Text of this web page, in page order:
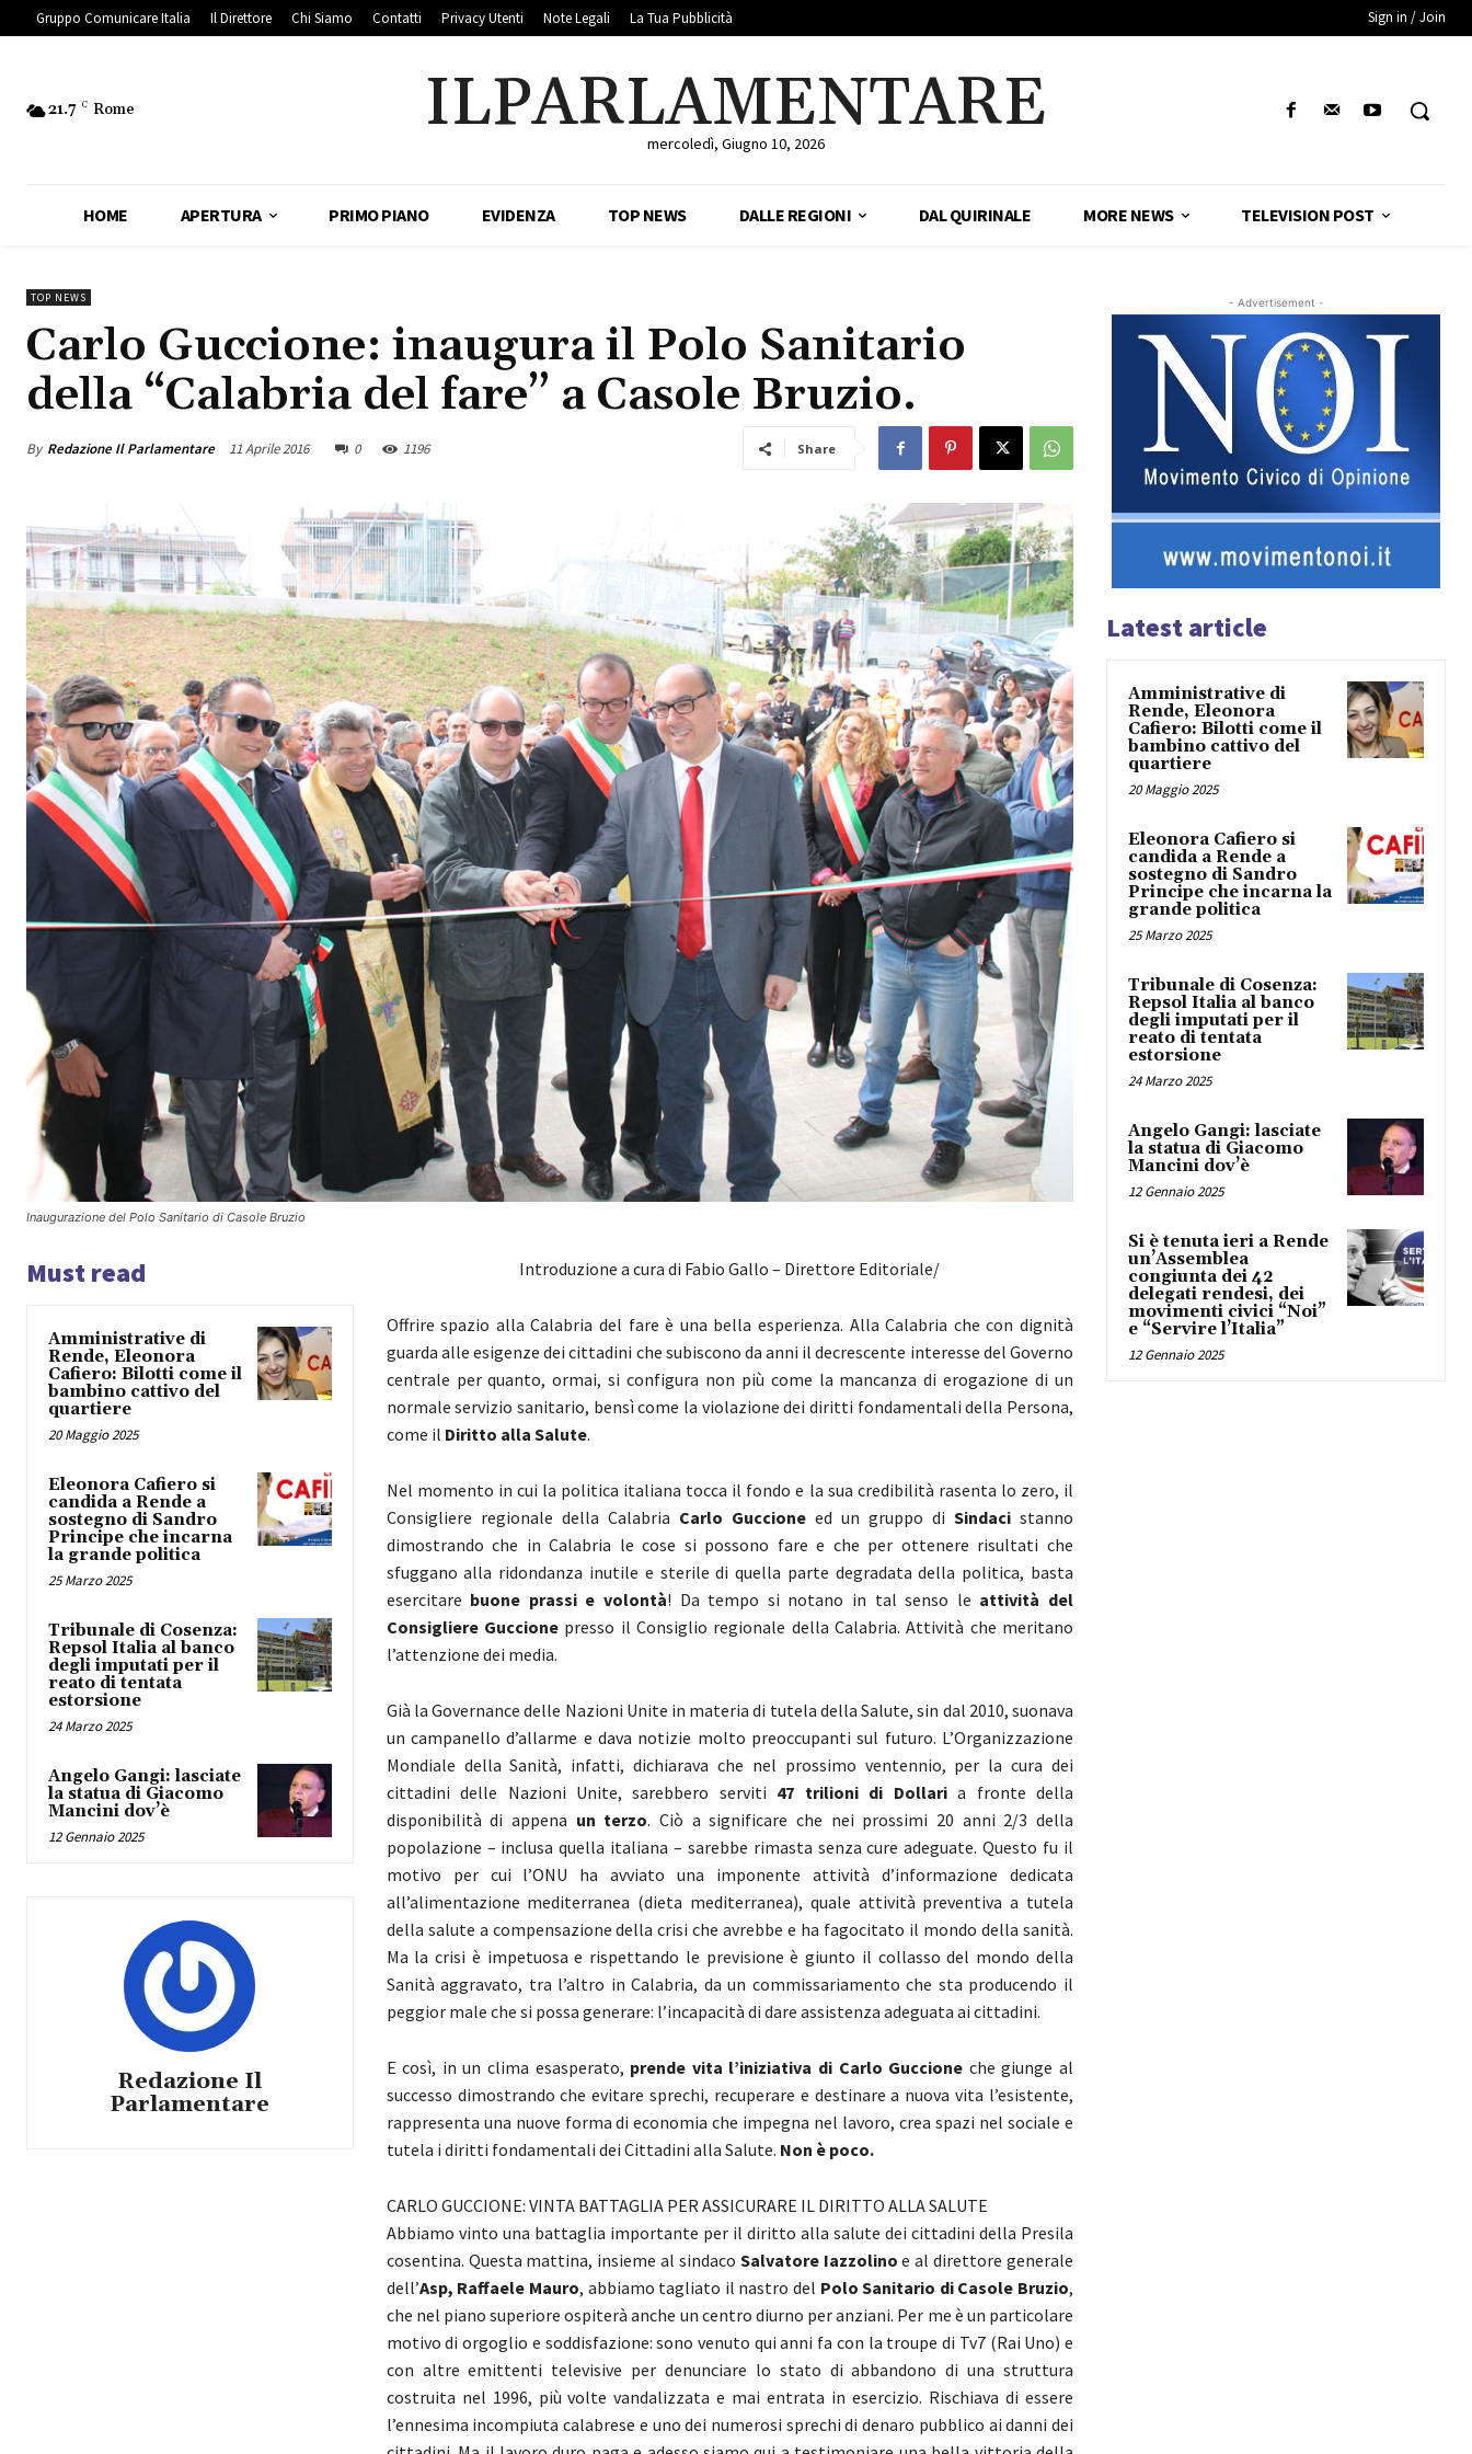
Gruppo Comunicare Italia Il Direttore Chi Siamo Contatti Privacy Utenti Note Legali La Tua Pubblicità Sign in / Join
21.7 C Rome ILPARLAMENTARE
mercoledì, Giugno 10, 2026
HOME APERTURA PRIMO PIANO EVIDENZA TOP NEWS DALLE REGIONI DAL QUIRINALE MORE NEWS TELEVISION POST
TOP NEWS
Carlo Guccione: inaugura il Polo Sanitario
della “Calabria del fare” a Casole Bruzio.
By Redazione Il Parlamentare 11 Aprile 2016 0 1196 Share
Inaugurazione del Polo Sanitario di Casole Bruzio
Must read
Amministrative di
Rende, Eleonora
Cafiero: Bilotti come il
bambino cattivo del
quartiere
20 Maggio 2025
Eleonora Cafiero si
candida a Rende a
sostegno di Sandro
Principe che incarna
la grande politica
25 Marzo 2025
Tribunale di Cosenza:
Repsol Italia al banco
degli imputati per il
reato di tentata
estorsione
24 Marzo 2025
Angelo Gangi: lasciate
la statua di Giacomo
Mancini dov’è
12 Gennaio 2025
Redazione Il
Parlamentare
Introduzione a cura di Fabio Gallo – Direttore Editoriale/
Offrire spazio alla Calabria del fare è una bella esperienza. Alla Calabria che con dignità
guarda alle esigenze dei cittadini che subiscono da anni il decrescente interesse del Governo
centrale per quanto, ormai, si configura non più come la mancanza di erogazione di un
normale servizio sanitario, bensì come la violazione dei diritti fondamentali della Persona,
come il Diritto alla Salute.
Nel momento in cui la politica italiana tocca il fondo e la sua credibilità rasenta lo zero, il
Consigliere regionale della Calabria Carlo Guccioneed un gruppo di Sindacistanno
dimostrando che in Calabria le cose si possono fare e che per ottenere risultati che
sfuggano alla ridondanza inutile e sterile di quella parte degradata della politica, basta
esercitare buone prassi e volontà! Da tempo si notano in tal senso le attività del
Consigliere Guccione presso il Consiglio regionale della Calabria. Attività che meritano
l’attenzione dei media.
Già la Governance delle Nazioni Unite in materia di tutela della Salute, sin dal 2010, suonava
un campanello d’allarme e dava notizie molto preoccupanti sul futuro. L’Organizzazione
Mondiale della Sanità, infatti, dichiarava che nel prossimo ventennio, per la cura dei
cittadini delle Nazioni Unite, sarebbero serviti 47 trilioni di Dollaria fronte della
disponibilità di appena un terzo. Ciò a significare che nei prossimi 20 anni 2/3 della
popolazione – inclusa quella italiana – sarebbe rimasta senza cure adeguate. Questo fu il
motivo per cui l’ONU ha avviato una imponente attività d’informazione dedicata
all’alimentazione mediterranea (dieta mediterranea), quale attività preventiva a tutela
della salute a compensazione della crisi che avrebbe e ha fagocitato il mondo della sanità.
Ma la crisi è impetuosa e rispettando le previsione è giunto il collasso del mondo della
Sanità aggravato, tra l’altro in Calabria, da un commissariamento che sta producendo il
peggior male che si possa generare: l’incapacità di dare assistenza adeguata ai cittadini.
E così, in un clima esasperato, prende vita l’iniziativa di Carlo Guccione che giunge al
successo dimostrando che evitare sprechi, recuperare e destinare a nuova vita l’esistente,
rappresenta una nuove forma di economia che impegna nel lavoro, crea spazi nel sociale e
tutela i diritti fondamentali dei Cittadini alla Salute. Non è poco.
CARLO GUCCIONE: VINTA BATTAGLIA PER ASSICURARE IL DIRITTO ALLA SALUTE
Abbiamo vinto una battaglia importante per il diritto alla salute dei cittadini della Presila
cosentina. Questa mattina, insieme al sindaco Salvatore Iazzolino e al direttore generale
dell’Asp, Raffaele Mauro, abbiamo tagliato il nastro del Polo Sanitario di Casole Bruzio,
che nel piano superiore ospiterà anche un centro diurno per anziani. Per me è un particolare
motivo di orgoglio e soddisfazione: sono venuto qui anni fa con la troupe di Tv7 (Rai Uno) e
con altre emittenti televisive per denunciare lo stato di abbandono di una struttura
costruita nel 1996, più volte vandalizzata e mai entrata in esercizio. Rischiava di essere
l’ennesima incompiuta calabrese e uno dei numerosi sprechi di denaro pubblico ai danni dei
- Advertisement -
Latest article
Amministrative di
Rende, Eleonora
Cafiero: Bilotti come il
bambino cattivo del
quartiere
20 Maggio 2025
Eleonora Cafiero si
candida a Rende a
sostegno di Sandro
Principe che incarna la
grande politica
25 Marzo 2025
Tribunale di Cosenza:
Repsol Italia al banco
degli imputati per il
reato di tentata
estorsione
24 Marzo 2025
Angelo Gangi: lasciate
la statua di Giacomo
Mancini dov’è
12 Gennaio 2025
Si è tenuta ieri a Rende
un’Assemblea
congiunta dei 42
delegati rendesi, dei
movimenti civici “Noi”
e “Servire l’Italia”
12 Gennaio 2025